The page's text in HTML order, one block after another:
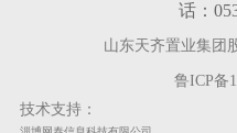
话：
山东天齐置业集团
鲁ICP备
技术支持：